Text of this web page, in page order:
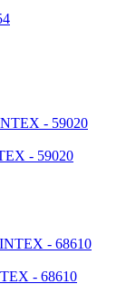
- 59020
- 68610